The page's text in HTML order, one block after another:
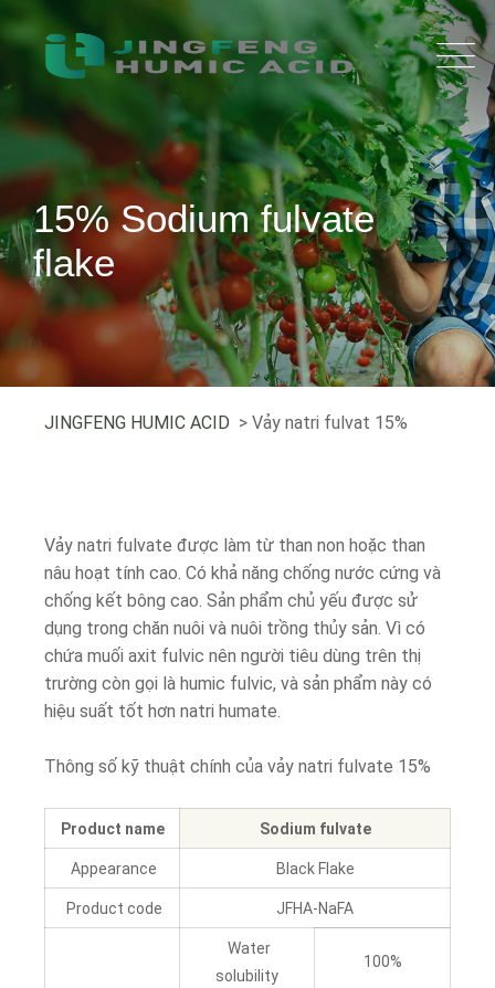
15% Sodium fulvate
flake
JINGFENG HUMIC ACID > Vảy natri fulvat 15%
Vảy natri fulvate được làm từ than non hoặc than
nâu hoạt tính cao. Có khả năng chống nước cứng và
chống kết bông cao. Sản phẩm chủ yếu được sử
dụng trong chăn nuôi và nuôi trồng thủy sản. Vì có
chứa muối axit fulvic nên người tiêu dùng trên thị
trường còn gọi là humic fulvic, và sản phẩm này có
hiệu suất tốt hơn natri humate.
Thông số kỹ thuật chính của vảy natri fulvate 15%
Product name Sodium fulvate
Appearance Black Flake
Product code JFHA-NaFA
Water
solubility
100%